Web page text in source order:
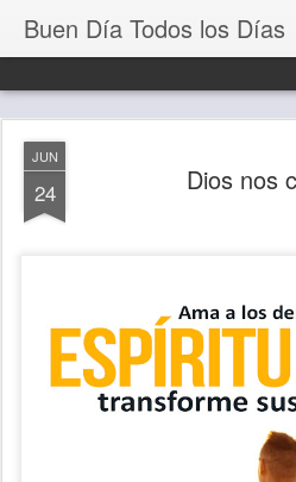
Buen Día Todos los Días
JUN
24 Dios nos